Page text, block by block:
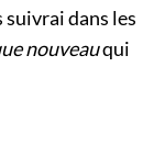
dans les
nouveauqui